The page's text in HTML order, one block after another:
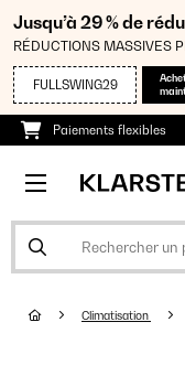
Jusqu’à 29 % de
RÉDUCTIONS MASSIVES
FULLSWING29
Paiements flexibles
Climatisation